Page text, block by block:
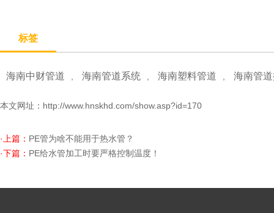
标签
海南中财管道 海南管道系统 海南塑料管道 海南管
本文网址： http://www.hnskhd.com/show.asp?id=170
·上篇： PE管为啥不能用于热水管？
·下篇： PE给水管加工时要严格控制温度！